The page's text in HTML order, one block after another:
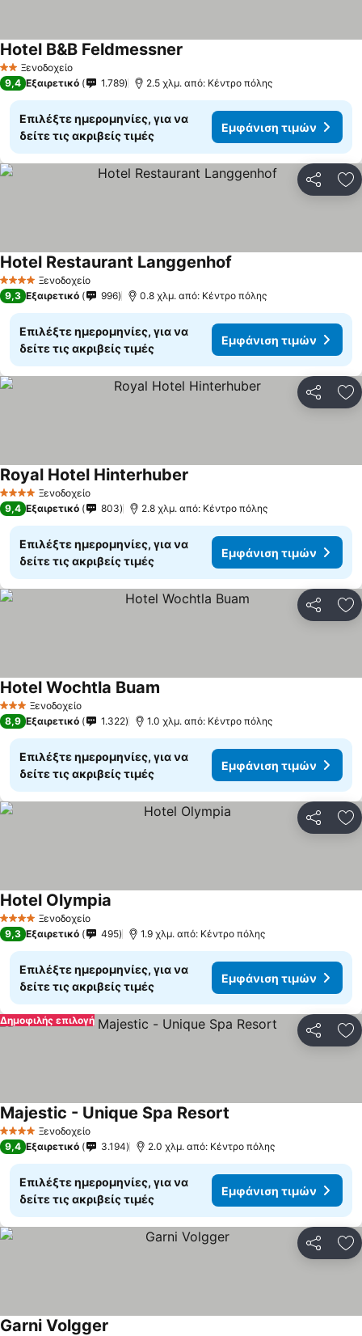
2 ΑστέριαΞενοδοχείο
Hotel B&B Feldmessner
9,4 Εξαιρετικό 1.789 2.5 χλμ. από: Κέντρο πόλης
Επιλέξτε ημερομηνίες, για να
δείτε τις ακριβείς τιμές
Εμφάνιση τιμών
4 ΑστέριαΞενοδοχείο
Hotel Restaurant Langgenhof
9,3 Εξαιρετικό 996 0.8 χλμ. από: Κέντρο πόλης
Επιλέξτε ημερομηνίες, για να
δείτε τις ακριβείς τιμές
Εμφάνιση τιμών
4 ΑστέριαΞενοδοχείο
Royal Hotel Hinterhuber
9,4 Εξαιρετικό 803 2.8 χλμ. από: Κέντρο πόλης
Επιλέξτε ημερομηνίες, για να
δείτε τις ακριβείς τιμές
Εμφάνιση τιμών
3 ΑστέριαΞενοδοχείο
Hotel Wochtla Buam
8,9 Εξαιρετικό 1.322 1.0 χλμ. από: Κέντρο πόλης
Επιλέξτε ημερομηνίες, για να
δείτε τις ακριβείς τιμές
Εμφάνιση τιμών
4 ΑστέριαΞενοδοχείο
Hotel Olympia
9,3 Εξαιρετικό 495 1.9 χλμ. από: Κέντρο πόλης
Επιλέξτε ημερομηνίες, για να
δείτε τις ακριβείς τιμές
Εμφάνιση τιμών
Δημοφιλής επιλογή
4 ΑστέριαΞενοδοχείο
Majestic - Unique Spa Resort
9,4 Εξαιρετικό 3.194 2.0 χλμ. από: Κέντρο πόλης
Επιλέξτε ημερομηνίες, για να
δείτε τις ακριβείς τιμές
Εμφάνιση τιμών
Garni Volgger